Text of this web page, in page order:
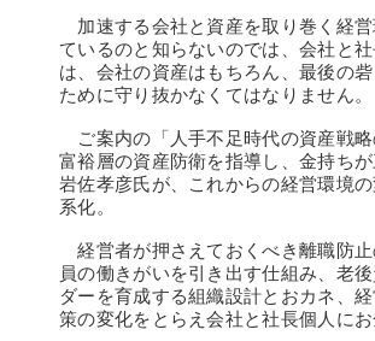
加速する会社と資産を取り巻く経
ているのと知らないのでは、会社と
は、会社の資産はもちろん、最後の
ために守り抜かなくてはなりません。
ご案内の「人手不足時代の資産戦略
富裕層の資産防衛を指導し、金持ち
岩佐孝彦氏が、これからの経営環境
系化。
経営者が押さえておくべき離職防
員の働きがいを引き出す仕組み、老
ダーを育成する組織設計とおカネ、
策の変化をとらえ会社と社長個人に